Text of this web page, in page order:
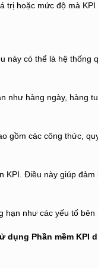
hoặc mức độ mà
có thể là hệ thống
hàng ngày, hàng
gồm các công thức,
Điều này giúp
như các yếu tố
dụng Phần mềm KPI